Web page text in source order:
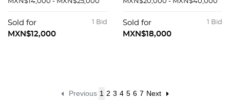
totales
1 Bid
Sold for
MXN$12,000
póstuma. 25 x 32 cm
imagen / 30 x 45 cm
1 Bid
Sold for
MXN$18,000
Previous 1 2 3 4 5 6 7 Next